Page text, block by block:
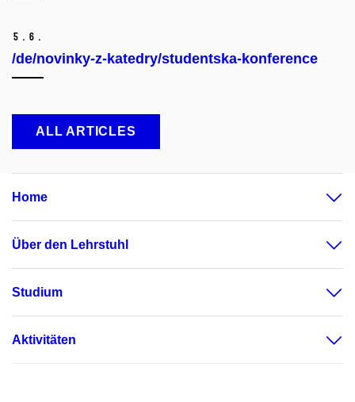
5. 6.
/de/novinky-z-katedry/studentska-konference
ALL ARTICLES
Home
Über den Lehrstuhl
Studium
Aktivitäten